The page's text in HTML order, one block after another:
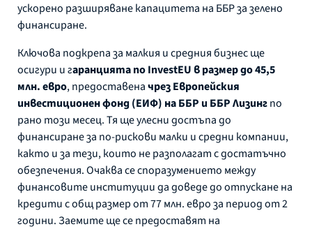
ускорено разширяване капацитета на ББР за зелено
финансиране.
Ключова подкрепа за малкия и средния бизнес ще
осигури и гаранцията по InvestEU в размер до 45,5
млн. евро, предоставеначрез Европейския
инвестиционен фонд (ЕИФ) на ББР и ББР Лизингпо
рано този месец. Тя ще улесни достъпа до
финансиране за по-рискови малки и средни компании,
както и за тези, които не разполагат с достатъчно
обезпечения. Очаква се споразумението между
финансовите институции да доведе до отпускане на
кредити с общ размер от 77 млн. евро за период от 2
години. Заемите ще се предоставят на